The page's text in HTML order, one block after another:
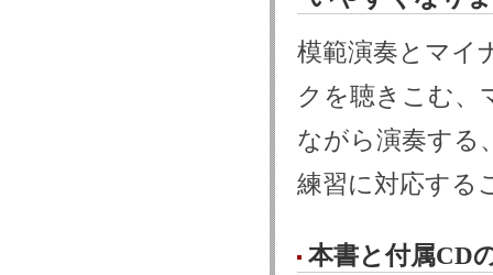
模範演奏とマイ
クを聴きこむ、
ながら演奏する
練習に対応する
本書と付属CD